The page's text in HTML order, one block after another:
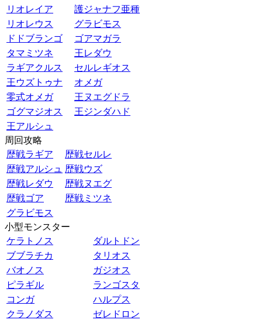
リオレイア
護ジャナフ亜種
リオレウス
グラビモス
ドドブランゴ
ゴアマガラ
タマミツネ
王レダウ
ラギアクルス
セルレギオス
王ウズトゥナ
オメガ
零式オメガ
王ヌエグドラ
ゴグマジオス
王ジンダハド
王アルシュ
周回攻略
歴戦ラギア
歴戦セルレ
歴戦アルシュ 歴戦ウズ
歴戦レダウ
歴戦ヌエグ
歴戦ゴア
歴戦ミツネ
グラビモス
小型モンスター
ケラトノス
ダルトドン
ブブラチカ
タリオス
バオノス
ガジオス
ピラギル
ランゴスタ
コンガ
ハルプス
クラノダス
ゼレドロン